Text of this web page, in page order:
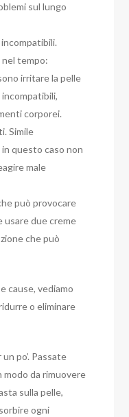
sul lungo
tempo:
irritare la pelle
corporei.
Simile
in questo caso non
male
può provocare
usare due creme
che può
cause, vediamo
o eliminare
po’. Passate
modo da rimuovere
sulla pelle,
ogni